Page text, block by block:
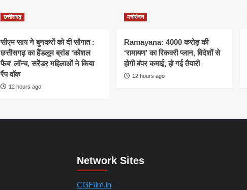
छत्तीसगढ़
सीएम साय ने बुनकरों को दी सौगात :
छत्तीसगढ़ का हैंडलूम ब्रांड ‘कोशल
फैब’ लॉन्च, सरेंडर महिलाओं ने किया
रैंप वॉक
12 hours ago
मनोरंजन
Ramayana: 4000 करोड़ की
‘रामायण’ का रिकवरी प्लान, विदेशों से
होगी बंपर कमाई, हो गई तैयारी
12 hours ago
Network Sites
CGFilm.in